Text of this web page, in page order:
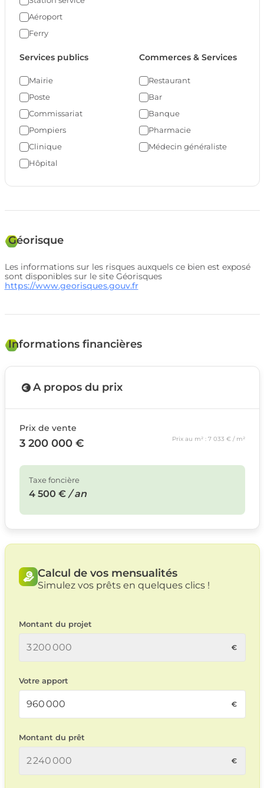
Aéroport
Ferry
Services publics
Mairie
Poste
Commissariat
Pompiers
Clinique
Hôpital
Commerces & Services
Restaurant
Bar
Banque
Pharmacie
Médecin généraliste
Géorisque
Les informations sur les risques auxquels ce bien est exposé
sont disponibles sur le site Géorisques
https://www.georisques.gouv.fr
Informations financières
A propos du prix
Prix de vente
3 200 000 € Prix au m² : 7 033 € / m²
Taxe foncière
4 500 € / an
Calcul de vos mensualités
Simulez vos prêts en quelques clics !
Montant du projet
Votre apport
Montant du prêt